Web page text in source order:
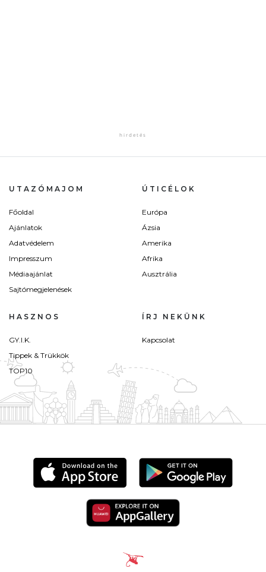
UTAZÓMAJOM
Főoldal
Ajánlatok
Adatvédelem
Impresszum
Médiaajánlat
Sajtómegjelenések
ÚTICÉLOK
Európa
Ázsia
Amerika
Afrika
Ausztrália
HASZNOS
GY.I.K.
Tippek & Trükkök
TOP10
ÍRJ NEKÜNK
Kapcsolat